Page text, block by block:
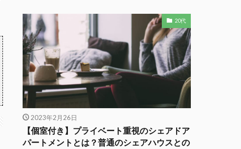
20代
2023年2月26日
【個室付き】プライベート重視のシェアドア
パートメントとは？普通のシェアハウスとの